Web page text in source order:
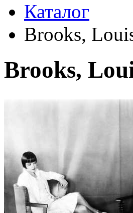
Каталог
Brooks,
Brooks,